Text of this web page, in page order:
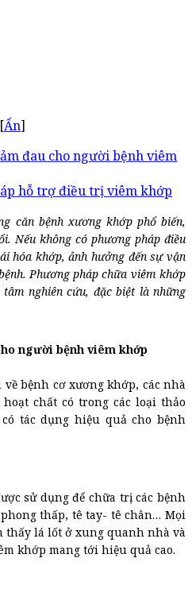
Ẩn]
đau cho người bệnh viêm
hỗ trợ điều trị viêm khớp
căn bệnh xương khớp phổ biến,
Nếu không có phương pháp điều
hóa khớp, ảnh hưởng đến sự vận
Phương pháp chữa viêm khớp
nghiên cứu, đặc biệt là những
người bệnh viêm khớp
bệnh cơ xương khớp, các nhà
chất có trong các loại thảo
tác dụng hiệu quả cho bệnh
sử dụng để chữa trị các bệnh
thấp, tê tay- tê chân… Mọi
thấy lá lốt ở xung quanh nhà và
khớp mang tới hiệu quả cao.